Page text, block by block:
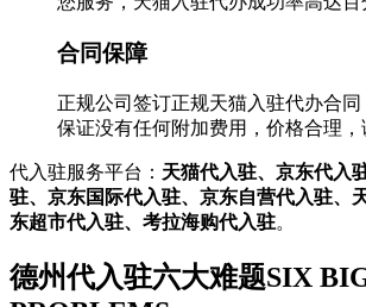
合同保障
正规公司签订正规天猫入驻代办合同
保证没有任何附加费用，价格合理，
代入驻服务平台： 天猫代入驻、京东代入
驻、京东国际代入驻、京东自营代入驻、
东超市代入驻、考拉海购代入驻。
德州代入驻六大难题SIX